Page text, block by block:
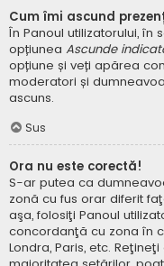
Cum îmi ascund
În Panoul utilizatorului, în
opțiunea Ascunde
opțiune și veți apărea
moderatori și
ascuns.
Sus
Ora nu este corectă!
S-ar putea ca
zonă cu fus orar diferit
aşa, folosiţi Panoul
concordanţă cu zona în
Londra, Paris, etc.